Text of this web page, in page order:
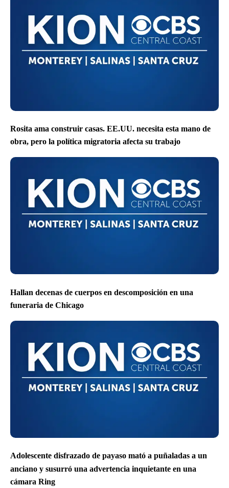
Rosita ama construir casas. EE.UU. necesita esta mano de
obra, pero la política migratoria afecta su trabajo
Hallan decenas de cuerpos en descomposición en una
funeraria de Chicago
Adolescente disfrazado de payaso mató a puñaladas a un
anciano y susurró una advertencia inquietante en una
cámara Ring